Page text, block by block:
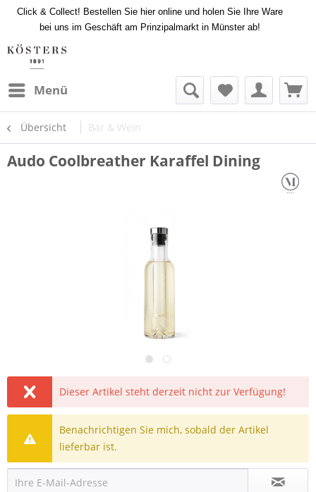
Click & Collect! Bestellen Sie hier online und holen Sie Ihre Ware
bei uns im Geschäft am Prinzipalmarkt in Münster ab!
Menü
Übersicht Bar & Wein
Audo Coolbreather Karaffel Dining
Dieser Artikel steht derzeit nicht zur Verfügung!
Benachrichtigen Sie mich, sobald der Artikel
lieferbar ist.